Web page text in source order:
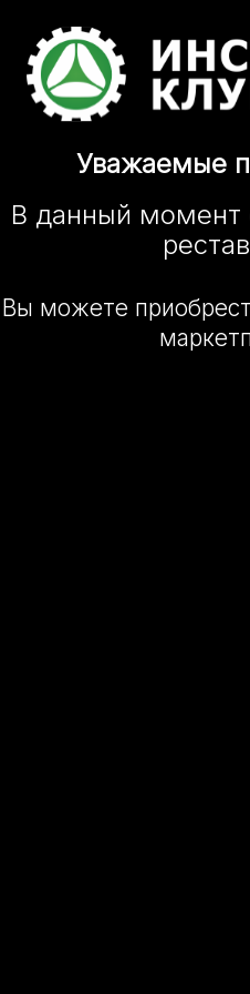
Уважаемые
В данный момент
Вы можете